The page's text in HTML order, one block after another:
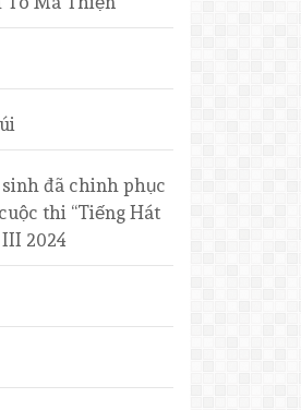
đã chinh phục
thi “Tiếng Hát
2024